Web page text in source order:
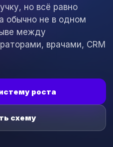
но всё равно
обычно не в одном
между
врачами, CRM
роста
схему